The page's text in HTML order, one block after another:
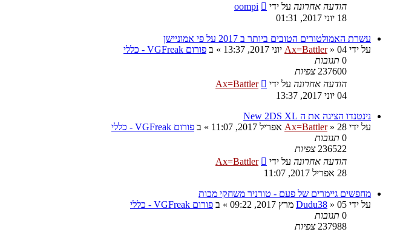
הודעה אחרונה על ידי
oompi
18 יוני 2017, 01:31
עשרת האמולטורים הטובים ביותר ב 2017 על פי אמוניישן
על ידי
Ax=Battler» 04 יוני 2017, 13:37 » ב פורום VGFreak - כללי
0 תגובות
237600 צפיות
הודעה אחרונה על ידי
Ax=Battler
04 יוני 2017, 13:37
נינטנדו הציגה את ה New 2DS XL
על ידי
Ax=Battler» 28 אפריל 2017, 11:07 » ב פורום VGFreak - כללי
0 תגובות
236522 צפיות
הודעה אחרונה על ידי
Ax=Battler
28 אפריל 2017, 11:07
מחפשים גיימרים של פעם - טורניר משחקי מכות
על ידי
Dudu38 » 05 מרץ 2017, 09:22 » ב פורום VGFreak - כללי
0 תגובות
237988 צפיות